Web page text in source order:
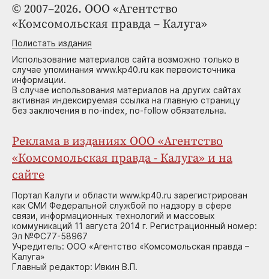
© 2007–2026. ООО «Агентство
«Комсомольская правда – Калуга»
Полистать издания
Использование материалов сайта возможно только в
случае упоминания www.kp40.ru как первоисточника
информации.
В случае использования материалов на других сайтах
активная индексируемая ссылка на главную страницу
без заключения в no-index, no-follow обязательна.
Реклама в изданиях ООО «Агентство
«Комсомольская правда - Калуга» и на
сайте
Портал Калуги и области www.kp40.ru зарегистрирован
как СМИ Федеральной службой по надзору в сфере
связи, информационных технологий и массовых
коммуникаций 11 августа 2014 г. Регистрационный номер:
Эл №ФС77-58967
Учредитель: ООО «Агентство «Комсомольская правда –
Калуга»
Главный редактор: Ивкин В.П.